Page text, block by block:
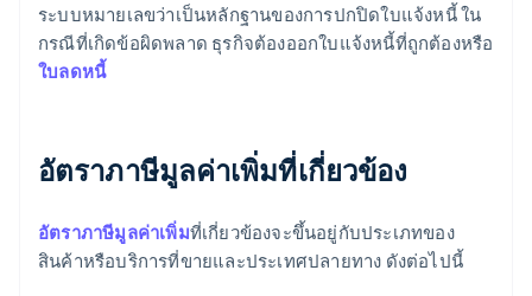
ระบบหมายเลขว่าเป็นหลักฐานของการปกปิดใบแจ้งหนี้ ใน
กรณีที่เกิดข้อผิดพลาด ธุรกิจต้องออกใบแจ้งหนี้ที่ถูกต้องหรือ
ใบลดหนี้
อัตราภาษีมูลค่าเพิ่มที่เกี่ยวข้อง
อัตราภาษีมูลค่าเพิ่มที่เกี่ยวข้องจะขึ้นอยู่กับประเภทของ
สินค้าหรือบริการที่ขายและประเทศปลายทาง ดังต่อไปนี้